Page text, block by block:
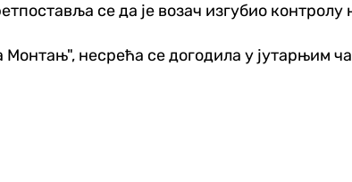
се да је возач изгубио
несрећа се догодила у јутарњим